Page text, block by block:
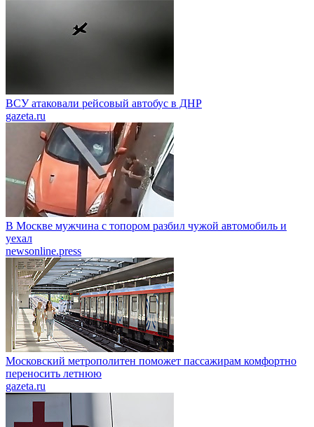
ВСУ атаковали рейсовый автобус в ДНР
gazeta.ru
В Москве мужчина с топором разбил чужой автомобиль и
уехал
newsonline.press
Московский метрополитен поможет пассажирам комфортно
переносить летнюю
gazeta.ru